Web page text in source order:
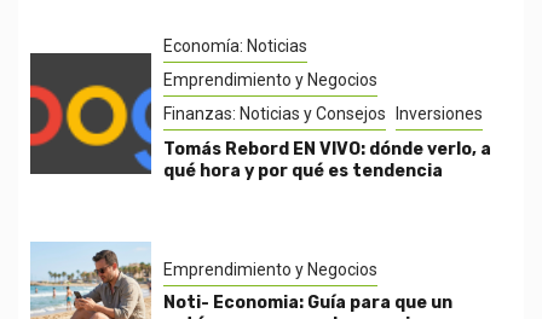
Economía: Noticias
Emprendimiento y Negocios
Finanzas: Noticias y Consejos
Inversiones
Tomás Rebord EN VIVO: dónde verlo, a
qué hora y por qué es tendencia
Emprendimiento y Negocios
Noti- Economia: Guía para que un